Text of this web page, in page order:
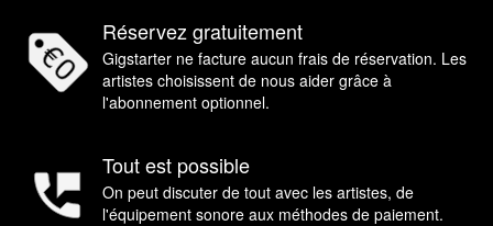
Réservez gratuitement
Gigstarter ne facture aucun frais de réservation. Les
artistes choisissent de nous aider grâce à
l'abonnement optionnel.
Tout est possible
On peut discuter de tout avec les artistes, de
l'équipement sonore aux méthodes de paiement.